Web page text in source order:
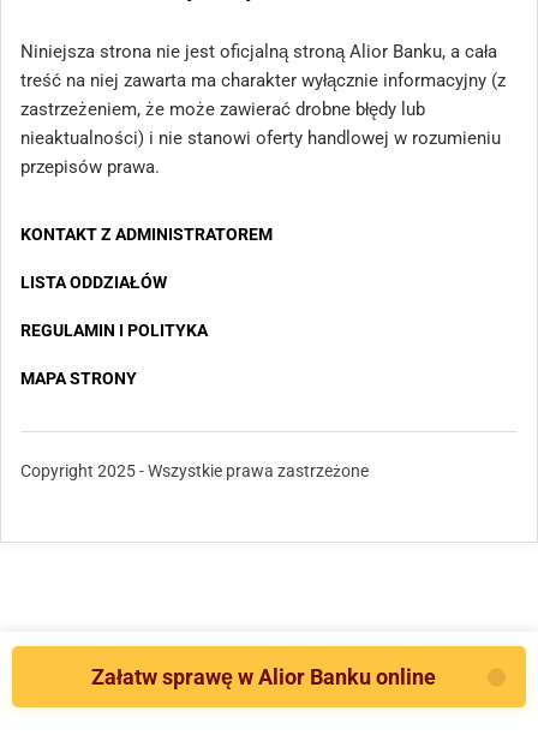
Niniejsza strona nie jest oficjalną stroną Alior Banku, a cała
treść na niej zawarta ma charakter wyłącznie informacyjny (z
zastrzeżeniem, że może zawierać drobne błędy lub
nieaktualności) i nie stanowi oferty handlowej w rozumieniu
przepisów prawa.
KONTAKT Z ADMINISTRATOREM
LISTA ODDZIAŁÓW
REGULAMIN I POLITYKA
MAPA STRONY
Copyright 2025 - Wszystkie prawa zastrzeżone
Załatw sprawę w Alior Banku online